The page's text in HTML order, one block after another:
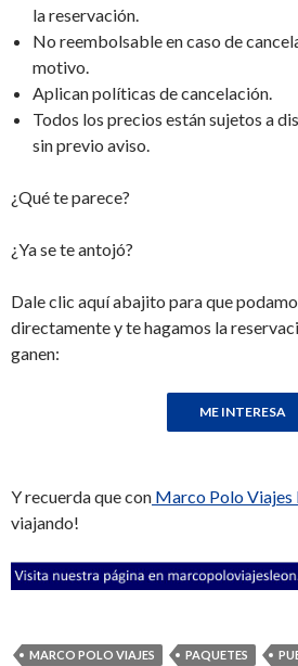
la reservación.
No reembolsable en caso de
motivo.
Aplican políticas de cancelación.
Todos los precios están sujetos a
sin previo aviso.
¿Qué te parece?
¿Ya se te antojó?
Dale clic aquí abajito para que
directamente y te hagamos la
ganen:
Y recuerda que con Marco Polo Viajes
viajando!
MARCO POLO VIAJES PAQUETES